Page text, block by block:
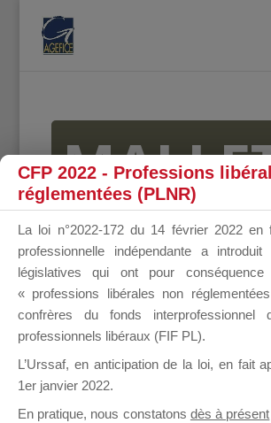
DU
il y a un
CFP 2022 - Professions
réglementées (PLNR)
La loi n°2022-172 du 14 février 2022 en
professionnelle indépendante a
législatives qui ont pour
« professions libérales non
confrères du fonds interprofessionnel
professionnels libéraux (FIF PL).
L’Urssaf, en anticipation de la loi, en fait
1er janvier 2022.
En pratique, nous constatons dès à présent